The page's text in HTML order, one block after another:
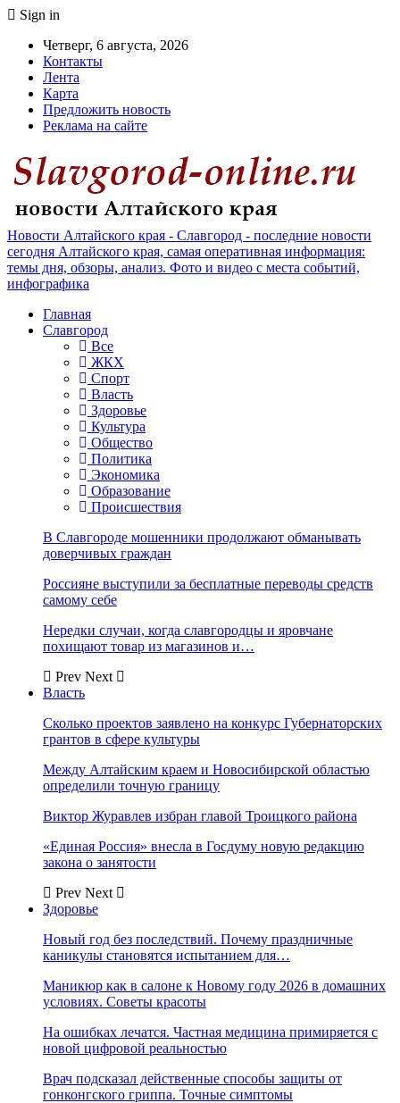
Sign in
Четверг, 6 августа, 2026
Контакты
Лента
Карта
Предложить новость
Реклама на сайте
Новости Алтайского края - Славгород - последние новости
сегодня Алтайского края, самая оперативная информация:
темы дня, обзоры, анализ. Фото и видео с места событий,
инфографика
Главная
Славгород
Все
ЖКХ
Спорт
Власть
Здоровье
Культура
Общество
Политика
Экономика
Образование
Происшествия
В Славгороде мошенники продолжают обманывать
доверчивых граждан
Россияне выступили за бесплатные переводы средств
самому себе
Нередки случаи, когда славгородцы и яровчане
похищают товар из магазинов и…
Prev Next
Власть
Сколько проектов заявлено на конкурс Губернаторских
грантов в сфере культуры
Между Алтайским краем и Новосибирской областью
определили точную границу
Виктор Журавлев избран главой Троицкого района
«Единая Россия» внесла в Госдуму новую редакцию
закона о занятости
Prev Next
Здоровье
Новый год без последствий. Почему праздничные
каникулы становятся испытанием для…
Маникюр как в салоне к Новому году 2026 в домашних
условиях. Советы красоты
На ошибках лечатся. Частная медицина примиряется с
новой цифровой реальностью
Врач подсказал действенные способы защиты от
гонконгского гриппа. Точные симптомы